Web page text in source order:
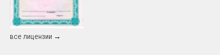
все лицензии →